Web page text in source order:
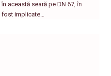
această seară pe DN 67, în
fost implicate…